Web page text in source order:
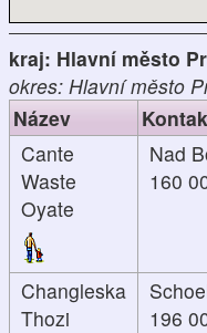
kraj: Hlavní město
okres: Hlavní město
Název
Cante
Waste
Oyate
Nad
160
Changleska
Thozi
196